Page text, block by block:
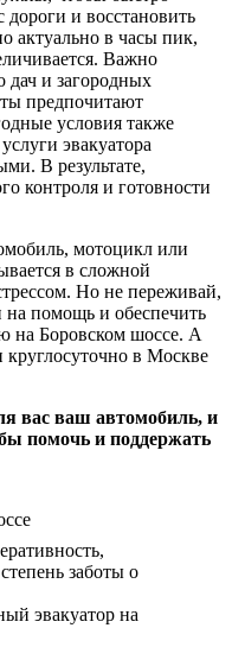
и восстановить
актуально в часы пик,
Важно
дач и загородных
предпочитают
условия также
эвакуатора
В результате,
контроля и готовности
мотоцикл или
в сложной
Но не переживай,
на помощь и обеспечить
на Боровском шоссе. А
круглосуточно в Москве
вас ваш автомобиль, и
помочь и поддержать
заботы о
эвакуатор на